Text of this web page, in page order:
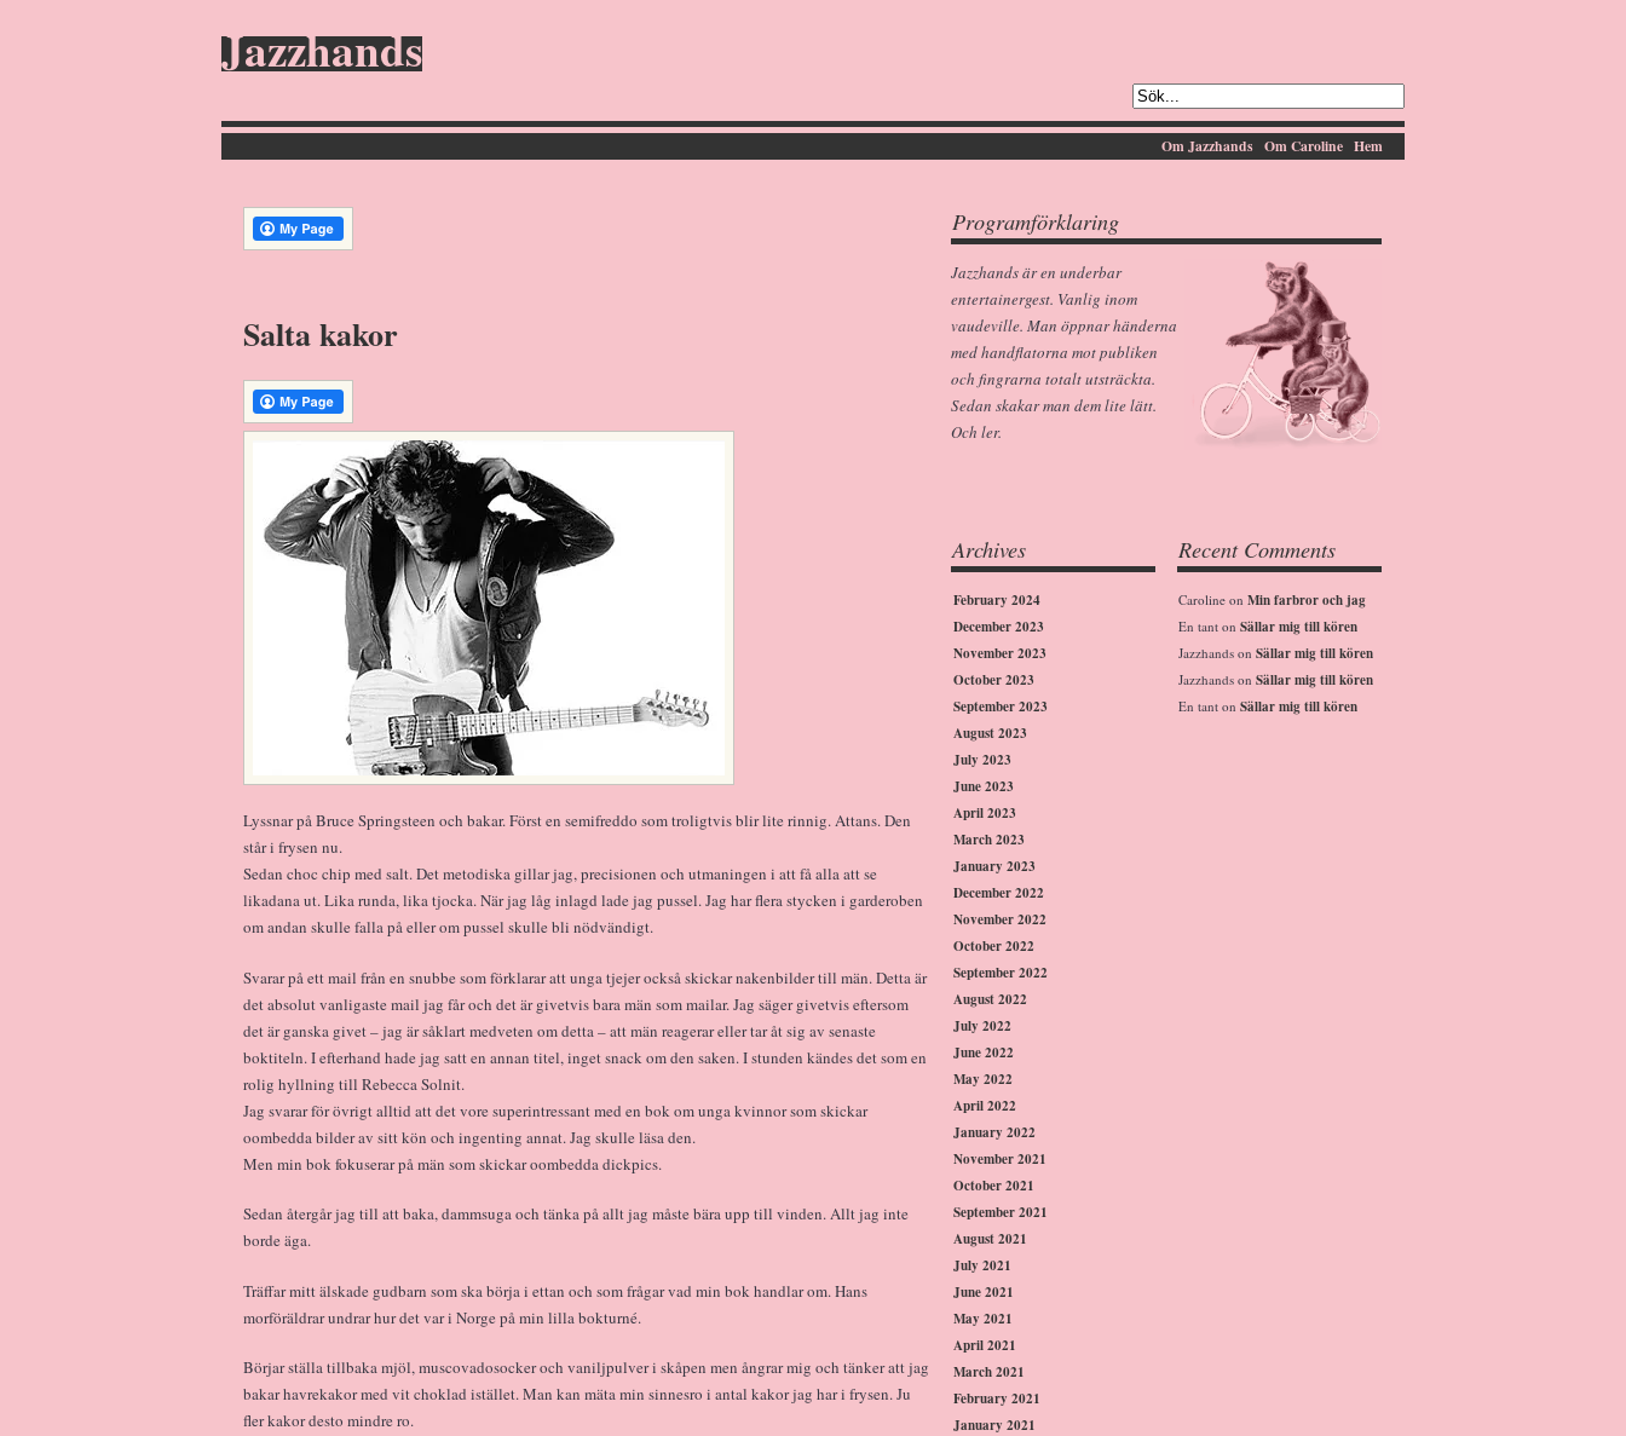
Jazzhands
Hem
Om Caroline
Om Jazzhands
Salta kakor
Lyssnar på Bruce Springsteen och bakar. Först en semifreddo som troligtvis blir lite rinnig. Attans. Den
står i frysen nu.
Sedan choc chip med salt. Det metodiska gillar jag, precisionen och utmaningen i att få alla att se
likadana ut. Lika runda, lika tjocka. När jag låg inlagd lade jag pussel. Jag har flera stycken i garderoben
om andan skulle falla på eller om pussel skulle bli nödvändigt.
Svarar på ett mail från en snubbe som förklarar att unga tjejer också skickar nakenbilder till män. Detta är
det absolut vanligaste mail jag får och det är givetvis bara män som mailar. Jag säger givetvis eftersom
det är ganska givet – jag är såklart medveten om detta – att män reagerar eller tar åt sig av senaste
boktiteln. I efterhand hade jag satt en annan titel, inget snack om den saken. I stunden kändes det som en
rolig hyllning till Rebecca Solnit.
Jag svarar för övrigt alltid att det vore superintressant med en bok om unga kvinnor som skickar
oombedda bilder av sitt kön och ingenting annat. Jag skulle läsa den.
Men min bok fokuserar på män som skickar oombedda dickpics.
Sedan återgår jag till att baka, dammsuga och tänka på allt jag måste bära upp till vinden. Allt jag inte
borde äga.
Träffar mitt älskade gudbarn som ska börja i ettan och som frågar vad min bok handlar om. Hans
morföräldrar undrar hur det var i Norge på min lilla bokturné.
Börjar ställa tillbaka mjöl, muscovadosocker och vaniljpulver i skåpen men ångrar mig och tänker att jag
bakar havrekakor med vit choklad istället. Man kan mäta min sinnesro i antal kakor jag har i frysen. Ju
fler kakor desto mindre ro.
Programförklaring
Jazzhands är en underbar
entertainergest. Vanlig inom
vaudeville. Man öppnar händerna
med handflatorna mot publiken
och fingrarna totalt utsträckta.
Sedan skakar man dem lite lätt.
Och ler.
Archives
February 2024
December 2023
November 2023
October 2023
September 2023
August 2023
July 2023
June 2023
April 2023
March 2023
January 2023
December 2022
November 2022
October 2022
September 2022
August 2022
July 2022
June 2022
May 2022
April 2022
January 2022
November 2021
October 2021
September 2021
August 2021
July 2021
June 2021
May 2021
April 2021
March 2021
February 2021
January 2021
Recent Comments
Caroline on Min farbror och jag
En tant on Sällar mig till kören
Jazzhands on Sällar mig till kören
Jazzhands on Sällar mig till kören
En tant on Sällar mig till kören